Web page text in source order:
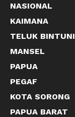
NASIONAL
KAIMANA
TELUK BINTUNI
MANSEL
PAPUA
PEGAF
KOTA SORONG
PAPUA BARAT